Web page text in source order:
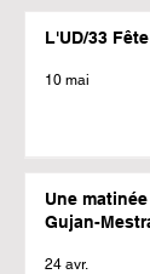
L'UD/33
10 mai
Une
Gujan-
24 avr.